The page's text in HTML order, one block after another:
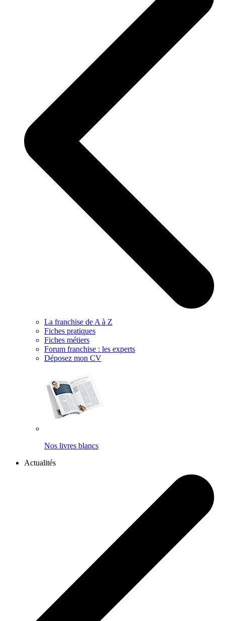
La franchise de A à Z
Fiches pratiques
Fiches métiers
Forum franchise : les experts
Déposez mon CV
Nos livres blancs
Actualités